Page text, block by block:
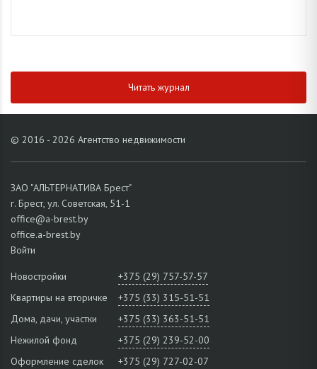
Читать журнал
© 2016 - 2026 Агентство недвижимости
ЗАО "АЛЬТЕРНАТИВА Брест"
г. Брест, ул. Советская, 51-1
office@a-brest.by
office.a-brest.by
Войти
Новостройки
+375 (29) 757-57-57
Квартиры на вторичке
+375 (33) 315-51-51
Дома, дачи, участки
+375 (33) 363-51-51
Нежилой фонд
+375 (29) 239-52-00
Оформление сделок
+375 (29) 727-02-07